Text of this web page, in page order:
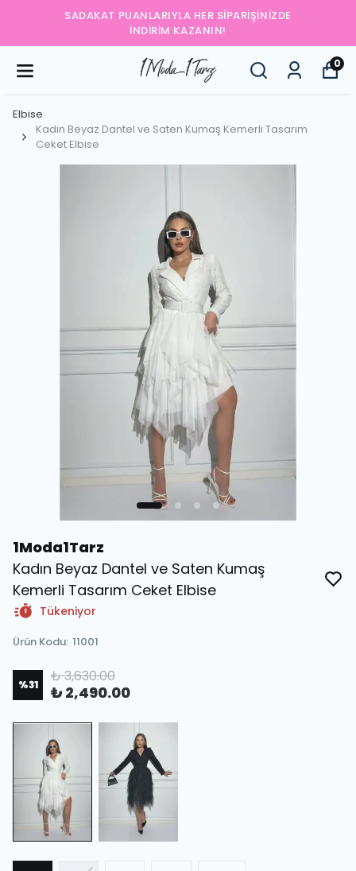
SADAKAT PUANLARIYLA HER SIPARIŞINIZDE
İNDIRIM KAZANIN!
0
Elbise
Kadın Beyaz Dantel ve Saten Kumaş Kemerli Tasarım
Ceket Elbise
1Moda1Tarz
Kadın Beyaz Dantel ve Saten Kumaş
Kemerli Tasarım Ceket Elbise
Tükeniyor
Ürün Kodu: 11001
%31 ₺ 3,630.00
₺ 2,490.00